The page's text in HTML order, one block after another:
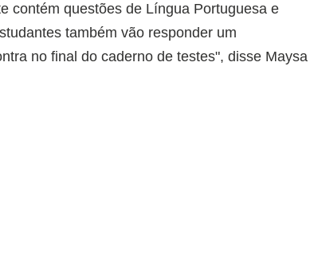
contém questões de Língua Portuguesa e
também vão responder um
no final do caderno de testes", disse Maysa